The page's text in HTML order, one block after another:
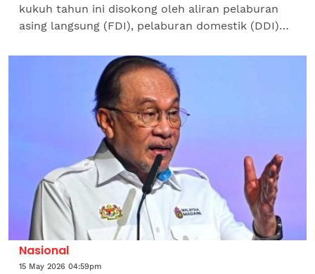
kukuh tahun ini disokong oleh aliran pelaburan
asing langsung (FDI), pelaburan domestik (DDI)
rancak.Menteri Kewangan II,...
Nasional
15 May 2026 04:59pm